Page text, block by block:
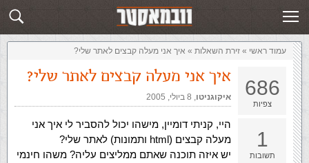
שלח תשובה זירת השאלות
עמוד ראשי » ‏זירת השאלות‏ » איך אני מעלה קבצים לאתר שלי?
686
צפיות
1
תשובות
איך אני מעלה קבצים לאתר שלי?
איקוגניטו,‏ 8 ביולי, 2005
היי, קניתי דומיין, מישהו יכול להסביר לי איך אני
מעלה קבצים (html ותמונות) לאתר שלי?
יש איזה תוכנה שאתם ממליצים עליה? משהו חינמי